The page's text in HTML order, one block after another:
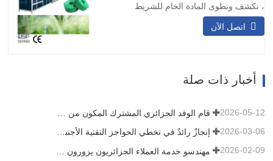
، نكشف ونطوى المادة الخام للشريط
المنسوج أو الحزام ، وبعد خضوعه لمعالجة
الختم الحراري ، فإنه يتحول إلى هيكل قوي
الثقوب الدقيقة بالتساوي عبر الشريط بأكمله.
عند الانتهاء من…
اتصل الآن
أخبار ذات صلة
2026-05-12
إنجازٌ رائدٌ في تخطي الحواجز التقنية الأجنبية! شركة HWYAA تُطوّر بنجاح معدات الري بالتنقيط الشريطية للزراعة المستمرة لثلاثة مواسم 2026-03-06
2026-02-09